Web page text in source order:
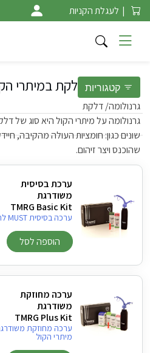
Skip
to
content
| לעגלת הקניות
קטגוריות
גרנולומה - דלקת במיתרי
גרנולומה/ דלקת
גרנולומה על מיתרי הקול היא סוג של
שונים כגון: חומציות העולה מהקיבה,
שהוכנס ויצר זיהום.
ערכת בסיסית
משודרגת
TMRG Basic Kit
ערכה בסיסית MUST לתחזוקה שוטפת של מיתרי הקול
הוספה לסל
ערכה מחוזקת
משודרגת
TMRG Plus Kit
ערכה מחוזקת
מיתרי הקול